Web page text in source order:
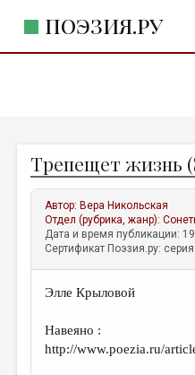
ПОЭЗИЯ.РУ
ЖАНРЫ
АВТОРЫ
КОММЕНТАРИИ
ЛИТСАЛОН
НОВОСТИ
ПРАВИЛА САЙТА
Трепещет жизнь
Автор: Вера Никольская
Отдел (рубрика, жанр):
Дата и время публикации:
Сертификат Поэзия.ру:
Элле Крыловой
Навеяно :
http://www.poezia.ru/